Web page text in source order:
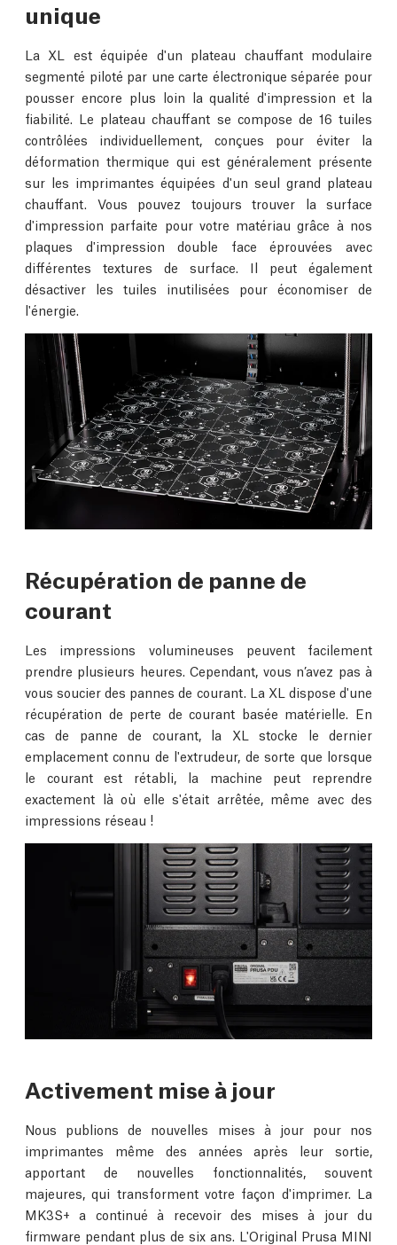
unique
La XL est équipée d'un plateau chauffant modulaire
segmenté piloté par une carte électronique séparée pour
pousser encore plus loin la qualité d'impression et la
fiabilité. Le plateau chauffant se compose de 16 tuiles
contrôlées individuellement, conçues pour éviter la
déformation thermique qui est généralement présente
sur les imprimantes équipées d'un seul grand plateau
chauffant. Vous pouvez toujours trouver la surface
d'impression parfaite pour votre matériau grâce à nos
plaques d'impression double face éprouvées avec
différentes textures de surface. Il peut également
désactiver les tuiles inutilisées pour économiser de
l'énergie.
Récupération de panne de
courant
Les impressions volumineuses peuvent facilement
prendre plusieurs heures. Cependant, vous n’avez pas à
vous soucier des pannes de courant. La XL dispose d'une
récupération de perte de courant basée matérielle. En
cas de panne de courant, la XL stocke le dernier
emplacement connu de l'extrudeur, de sorte que lorsque
le courant est rétabli, la machine peut reprendre
exactement là où elle s'était arrêtée, même avec des
impressions réseau !
Activement mise à jour
Nous publions de nouvelles mises à jour pour nos
imprimantes même des années après leur sortie,
apportant de nouvelles fonctionnalités, souvent
majeures, qui transforment votre façon d'imprimer. La
MK3S+ a continué à recevoir des mises à jour du
firmware pendant plus de six ans. L'Original Prusa MINI